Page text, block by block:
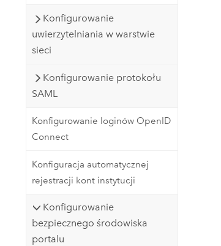
Konfigurowanie
uwierzytelniania w warstwie
sieci
Konfigurowanie protokołu
SAML
Konfigurowanie loginów OpenID
Connect
Konfiguracja automatycznej
rejestracji kont instytucji
Konfigurowanie
bezpiecznego środowiska
portalu